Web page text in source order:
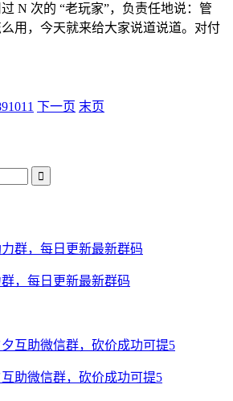
N 次的 “老玩家”，负责任地说：管
用，今天就来给大家说道说道。对付
91011 下一页 末页
，每日更新最新群码
助微信群，砍价成功可提5